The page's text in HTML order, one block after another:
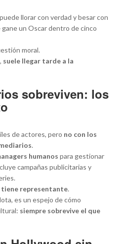
llorar con verdad y besar con
gane un Oscar dentro de cinco
moral.
suele llegar tarde a la
sobreviven: los
de actores, pero no con los
.
humanos para gestionar
campañas publicitarias y
tiene representante.
es un espejo de cómo
siempre sobrevive el que